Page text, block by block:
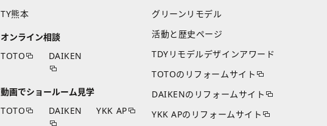
TY熊本
オンライン相談
TOTO
DAIKEN
動画でショールーム見学
TOTO
DAIKEN YKK AP
グリーンリモデル
活動と歴史ページ
TDYリモデルデザインアワード
TOTOのリフォームサイト
DAIKENのリフォームサイト
YKK APのリフォームサイト